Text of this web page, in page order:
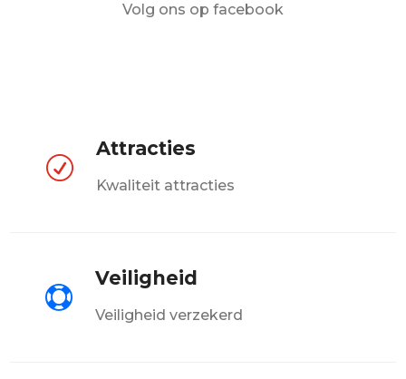
Volg ons op facebook
R
Attracties
Kwaliteit attracties

Veiligheid
Veiligheid verzekerd